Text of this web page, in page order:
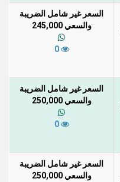
السعر غير شامل الضريبة
والسعي 245,000
0
السعر غير شامل الضريبة
والسعي 250,000
0
السعر غير شامل الضريبة
والسعي 250,000